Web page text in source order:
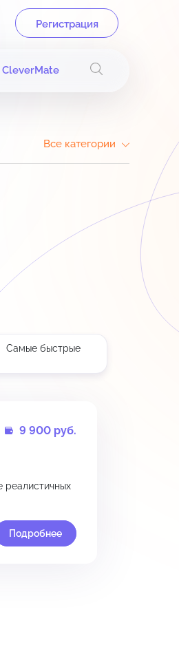
Регистрация
CleverMate
Все категории
Самые быстрые
9 900 руб.
реалистичных
Подробнее